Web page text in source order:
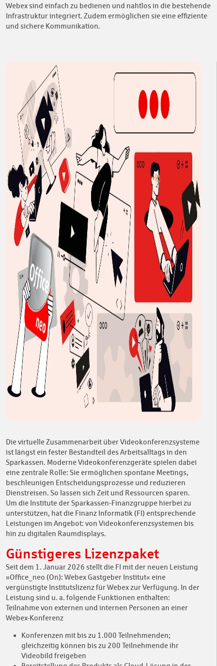
Webex sind einfach zu bedienen und nahtlos in die bestehende
Infrastruktur integriert. Zudem ermöglichen sie eine effiziente
und sichere Kommunikation.
Die virtuelle Zusammenarbeit über Videokonferenzsysteme
ist längst ein fester Bestandteil des Arbeitsalltags in den
Sparkassen. Moderne Videokonferenzgeräte spielen dabei
eine zentrale Rolle: Sie ermöglichen spontane Meetings,
beschleunigen Entscheidungsprozesse und reduzieren
Dienstreisen. So lassen sich Zeit und Ressourcen sparen.
Um die Institute der Sparkassen-Finanzgruppe hierbei zu
unterstützen, hat die Finanz Informatik (FI) entsprechende
Leistungen im Angebot: von Videokonferenzsystemen bis
hin zu digitalen Raumdisplays.
Günstigeres Lizenzpaket
Seit dem 1. Januar 2026 stellt die FI mit der neuen Leistung
»Office_neo (On): Webex Gastgeber Institut« eine
vergünstigte Institutslizenz für Webex zur Verfügung. In der
Leistung sind u. a. folgende Funktionen enthalten:
Teilnahme von externen und internen Personen an einer
Webex-Konferenz
Konferenzen mit bis zu 1.000 Teilnehmenden;
gleichzeitig können bis zu 200 Teilnehmende ihr
Videobild freigeben